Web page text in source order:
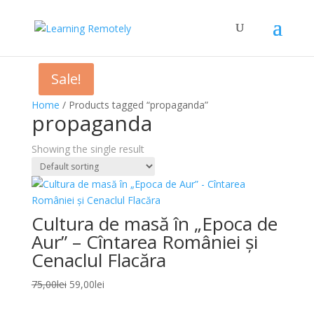
Home / Products tagged “propaganda”
propaganda
Showing the single result
Sale!
Cultura de masă în „Epoca de
Aur” – Cîntarea României și
Cenaclul Flacăra
75,00lei Original
59,00leiCurrent